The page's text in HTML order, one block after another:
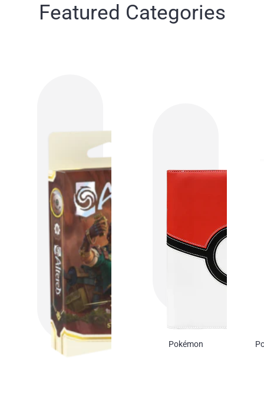
Featured Categories
Pokémon